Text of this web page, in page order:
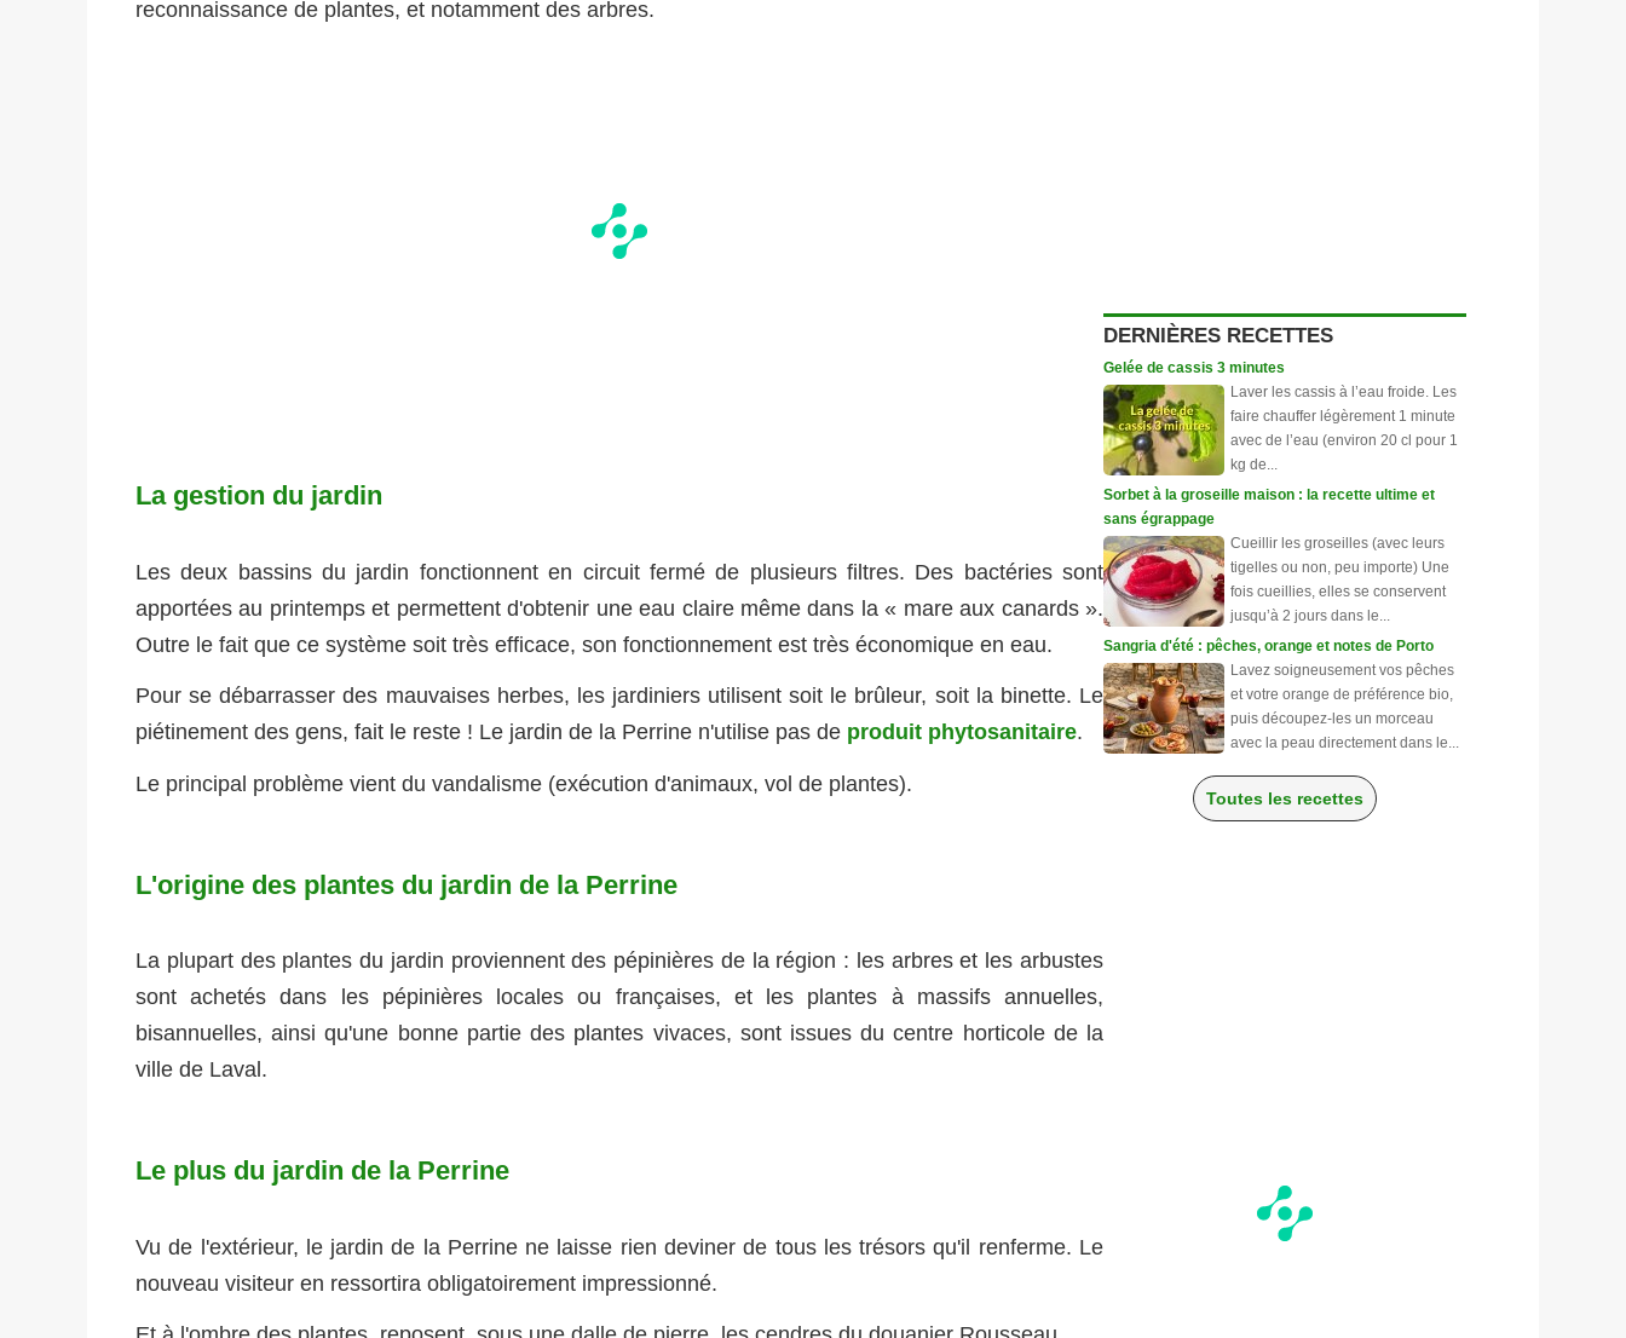
reconnaissance de plantes, et notamment des arbres.
La gestion du jardin
Les deux bassins du jardin fonctionnent en circuit fermé de plusieurs filtres. Des bactéries sont
apportées au printemps et permettent d'obtenir une eau claire même dans la « mare aux canards ».
Outre le fait que ce système soit très efficace, son fonctionnement est très économique en eau.
Pour se débarrasser des mauvaises herbes, les jardiniers utilisent soit le brûleur, soit la binette. Le
piétinement des gens, fait le reste ! Le jardin de la Perrine n'utilise pas de produit phytosanitaire.
Le principal problème vient du vandalisme (exécution d'animaux, vol de plantes).
L'origine des plantes du jardin de la Perrine
La plupart des plantes du jardin proviennent des pépinières de la région : les arbres et les arbustes
sont achetés dans les pépinières locales ou françaises, et les plantes à massifs annuelles,
bisannuelles, ainsi qu'une bonne partie des plantes vivaces, sont issues du centre horticole de la
ville de Laval.
Le plus du jardin de la Perrine
Vu de l'extérieur, le jardin de la Perrine ne laisse rien deviner de tous les trésors qu'il renferme. Le
nouveau visiteur en ressortira obligatoirement impressionné.
DERNIÈRES RECETTES
Gelée de cassis 3 minutes
Laver les cassis à l’eau froide. Les
faire chauffer légèrement 1 minute
avec de l’eau (environ 20 cl pour 1
kg de...
Sorbet à la groseille maison : la recette ultime et
sans égrappage
Cueillir les groseilles (avec leurs
tigelles ou non, peu importe) Une
fois cueillies, elles se conservent
jusqu’à 2 jours dans le...
Sangria d'été : pêches, orange et notes de Porto
Lavez soigneusement vos pêches
et votre orange de préférence bio,
puis découpez-les un morceau
avec la peau directement dans le...
Toutes les recettes